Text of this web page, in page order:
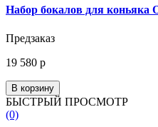
Набор бокалов для коньяка
Предзаказ
19 580 р
В корзину
БЫСТРЫЙ ПРОСМОТР
(0)